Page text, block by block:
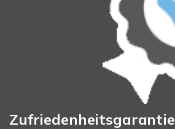
Zufriedenheitsgarantie